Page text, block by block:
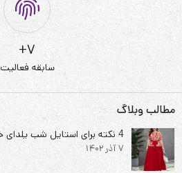
7+
سابقه فعالیت
مطالب وبلاگ
4 نکته برای استایل شب یلدای خانم های پلاس سایز
7 آذر 1402